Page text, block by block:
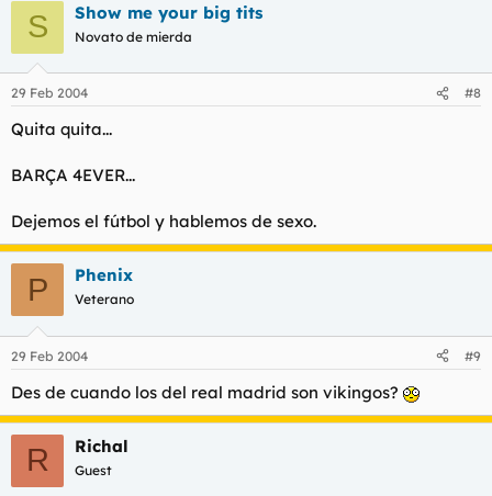
S Show me your big tits
Novato de mierda
29 Feb 2004 #8
Quita quita...
BARÇA 4EVER...
Dejemos el fútbol y hablemos de sexo.
P Phenix
Veterano
29 Feb 2004 #9
Des de cuando los del real madrid son vikingos?
R Richal
Guest